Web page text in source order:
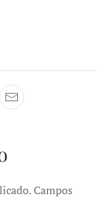
Campos